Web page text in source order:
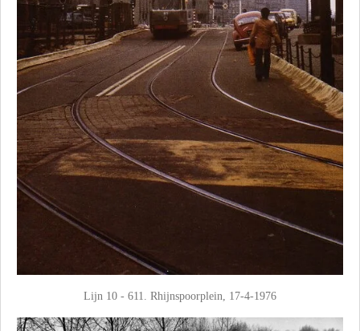
Lijn 10 - 611. Rhijnspoorplein, 17-4-1976